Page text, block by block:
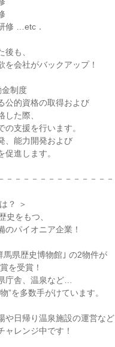
修 …etc．
後も、
を会社がバックアップ！
金制度
公的資格の取得および
した際、
の支援を行います。
、能力開発および
促進します。
－－－－－－－－－－－－－
？ ＞
史をもつ、
のパイオニア企業！
馬県歴史博物館｣ の2物件が
を受賞！
庁舎、温泉など…
”を多数手がけています。
や日帰り温泉施設の運営など
ャレンジ中です！